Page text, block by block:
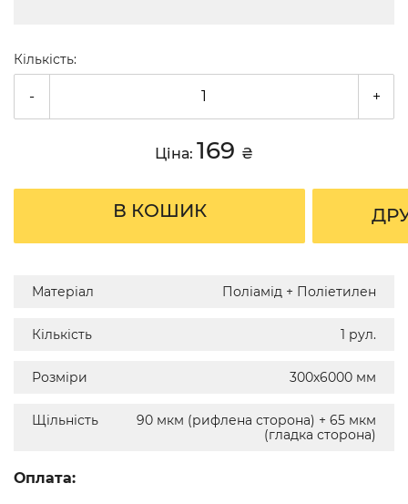
Кількість:
- +
Ціна: 169 ₴
В КОШИК
Матеріал Поліамід + Поліетилен
Кількість 1 рул.
Розміри 300х6000 мм
Щільність
90 мкм (рифлена сторона) + 65 мкм
(гладка сторона)
Оплата: